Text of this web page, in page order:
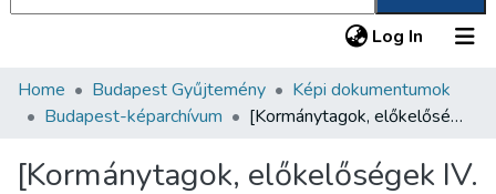
Log In (current)
Communities & Collections
Statistics
Home Budapest Gyűjtemény
Képi dokumentumok
Budapest-képarchívum
[Kormánytagok, előkelőségek IV. Károly király születésnapján rendezett mise alkalmából a Mátyás templom előtt, 1917. augusztus 17.]
[Kormánytagok, előkelőségek IV.